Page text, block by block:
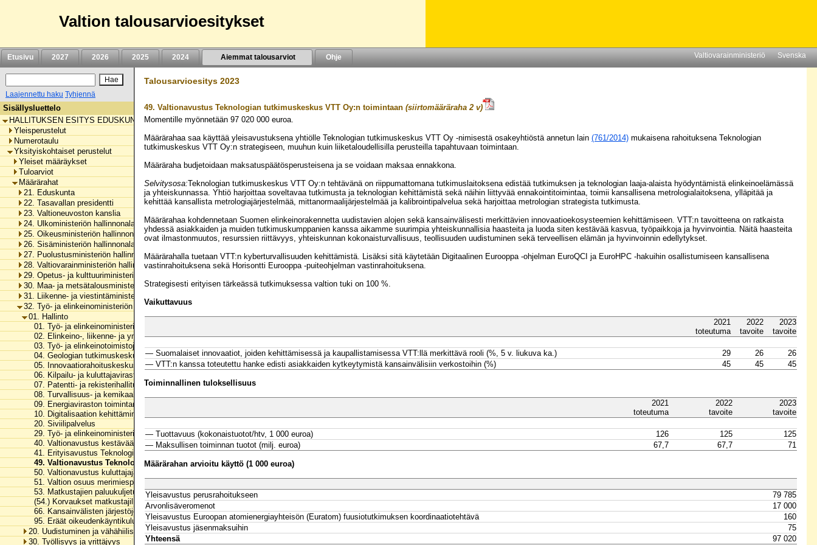
Valtion talousarvioesitykset
Etusivu 2027 2026 2025 2024 Aiemmat talousarviot Ohje Valtiovarainministeriö Svenska
Laajennettu haku Tyhjennä
Sisällysluettelo
HALLITUKSEN ESITYS EDUSKUNNALLE VALTION TALOUSARVIOKSI VUODELLE 2023
Yleisperustelut
Numerotaulu
Yksityiskohtaiset perustelut
Yleiset määräykset
Tuloarviot
Määrärahat
21. Eduskunta
22. Tasavallan presidentti
23. Valtioneuvoston kanslia
24. Ulkoministeriön hallinnonala
25. Oikeusministeriön hallinnonala
26. Sisäministeriön hallinnonala
27. Puolustusministeriön hallinnonala
28. Valtiovarainministeriön hallinnonala
29. Opetus- ja kulttuuriministeriön hallinnonala
30. Maa- ja metsätalousministeriön hallinnonala
31. Liikenne- ja viestintäministeriön hallinnonala
32. Työ- ja elinkeinoministeriön hallinnonala
01. Hallinto
01. Työ- ja elinkeinoministeriön toimintamenot
02. Elinkeino-, liikenne- ja ympäristökeskusten toimintamenot
03. Työ- ja elinkeinotoimistojen toimintamenot
04. Geologian tutkimuskeskuksen toimintamenot
05. Innovaatiorahoituskeskus Business Finlandin toimintamenot
06. Kilpailu- ja kuluttajaviraston toimintamenot
07. Patentti- ja rekisterihallituksen toimintamenot
08. Turvallisuus- ja kemikaaliviraston toimintamenot
09. Energiaviraston toimintamenot
10. Digitalisaation kehittäminen
20. Siviilipalvelus
29. Työ- ja elinkeinoministeriön hallinnonalan arvonlisäveromenot
40. Valtionavustus kestävää kasvupolitiikkaa edistäville toimijoille
41. Erityisavustus Teknologian tutkimuskeskus VTT Oy:n tutkimusinfrastruktuuriin
49. Valtionavustus Teknologian tutkimuskeskus VTT Oy:n toimintaan
50. Valtionavustus kuluttajajärjestölle
51. Valtion osuus merimiespalvelutoiminnasta
53. Matkustajien paluukuljetukset ja korvaukset
(54.) Korvaukset matkustajille matkapakettien peruuntumisesta
66. Kansainvälisten järjestöjen jäsenmaksut ja rahoitusosuudet
95. Eräät oikeudenkäyntikulut ja korvaukset
20. Uudistuminen ja vähähiilisyys
30. Työllisyys ja yrittäjyys
Talousarvioesitys 2023
49. Valtionavustus Teknologian tutkimuskeskus VTT Oy:n toimintaan (siirtomääräraha 2 v)
Momentille myönnetään 97 020 000 euroa.
Määrärahaa saa käyttää yleisavustuksena yhtiölle Teknologian tutkimuskeskus VTT Oy -nimisestä osakeyhtiöstä annetun lain (761/2014) mukaisena rahoituksena Teknologian
tutkimuskeskus VTT Oy:n strategiseen, muuhun kuin liiketaloudellisilla perusteilla tapahtuvaan toimintaan.
Määräraha budjetoidaan maksatuspäätösperusteisena ja se voidaan maksaa ennakkona.
Selvitysosa:Teknologian tutkimuskeskus VTT Oy:n tehtävänä on riippumattomana tutkimuslaitoksena edistää tutkimuksen ja teknologian laaja-alaista hyödyntämistä elinkeinoelämässä
ja yhteiskunnassa. Yhtiö harjoittaa soveltavaa tutkimusta ja teknologian kehittämistä sekä näihin liittyvää ennakointitoimintaa, toimii kansallisena metrologialaitoksena, ylläpitää ja
kehittää kansallista metrologiajärjestelmää, mittanormaalijärjestelmää ja kalibrointipalvelua sekä harjoittaa metrologian strategista tutkimusta.
Määrärahaa kohdennetaan Suomen elinkeinorakennetta uudistavien alojen sekä kansainvälisesti merkittävien innovaatioekosysteemien kehittämiseen. VTT:n tavoitteena on ratkaista
yhdessä asiakkaiden ja muiden tutkimuskumppanien kanssa aikamme suurimpia yhteiskunnallisia haasteita ja luoda siten kestävää kasvua, työpaikkoja ja hyvinvointia. Näitä haasteita
ovat ilmastonmuutos, resurssien riittävyys, yhteiskunnan kokonaisturvallisuus, teollisuuden uudistuminen sekä terveellisen elämän ja hyvinvoinnin edellytykset.
Määrärahalla tuetaan VTT:n kyberturvallisuuden kehittämistä. Lisäksi sitä käytetään Digitaalinen Eurooppa -ohjelman EuroQCI ja EuroHPC -hakuihin osallistumiseen kansallisena
vastinrahoituksena sekä Horisontti Eurooppa -puiteohjelman vastinrahoituksena.
Strategisesti erityisen tärkeässä tutkimuksessa valtion tuki on 100 %.
Vaikuttavuus
2021
toteutuma
2022
tavoite
2023
tavoite
— Suomalaiset innovaatiot, joiden kehittämisessä ja kaupallistamisessa VTT:llä merkittävä rooli (%, 5 v. liukuva ka.) 29 26
26
— VTT:n kanssa toteutettu hanke edisti asiakkaiden kytkeytymistä kansainvälisiin verkostoihin (%)
45 45 45
Toiminnallinen tuloksellisuus
2021
toteutuma
2022
tavoite
2023
tavoite
— Tuottavuus (kokonaistuotot/htv, 1 000 euroa) 126 125
125
— Maksullisen toiminnan tuotot (milj. euroa)
67,7 67,7 71
Määrärahan arvioitu käyttö (1 000 euroa)
Yleisavustus perusrahoitukseen
79 785
Arvonlisäveromenot
17 000
Yleisavustus Euroopan atomienergiayhteisön (Euratom) fuusiotutkimuksen koordinaatiotehtävä
160
Yleisavustus jäsenmaksuihin
75
Yhteensä
97 020